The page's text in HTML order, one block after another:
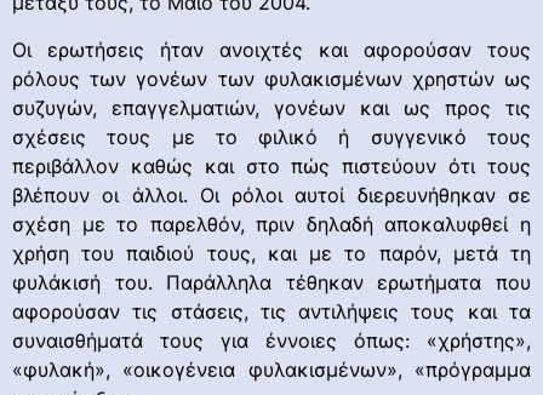
Οι ερωτήσεις ήταν ανοιχτές και αφορούσαν τους
ρόλους των γονέων των φυλακισμένων χρηστών ως
συζυγών, επαγγελματιών, γονέων και ως προς τις
σχέσεις τους με το φιλικό ή συγγενικό τους
περιβάλλον καθώς και στο πώς πιστεύουν ότι τους
βλέπουν οι άλλοι. Οι ρόλοι αυτοί διερευνήθηκαν σε
σχέση με το παρελθόν, πριν δηλαδή αποκαλυφθεί η
χρήση του παιδιού τους, και με το παρόν, μετά τη
φυλάκισή του. Παράλληλα τέθηκαν ερωτήματα που
αφορούσαν τις στάσεις, τις αντιλήψεις τους και τα
συναισθήματά τους για έννοιες όπως: «χρήστης»,
«φυλακή», «οικογένεια φυλακισμένων», «πρόγραμμα